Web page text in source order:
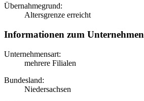
Übernahmegrund:
Altersgrenze erreicht
Informationen zum Unternehmen
Unternehmensart:
mehrere Filialen
Bundesland:
Niedersachsen